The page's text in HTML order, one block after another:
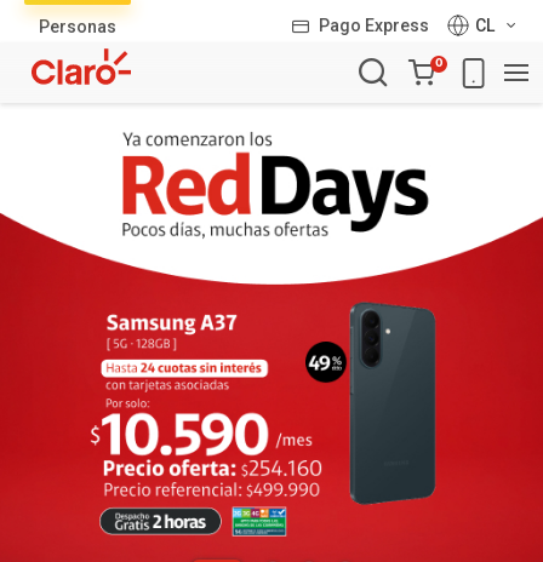
Personas Pago Express
CL
Carro
de
0
productos